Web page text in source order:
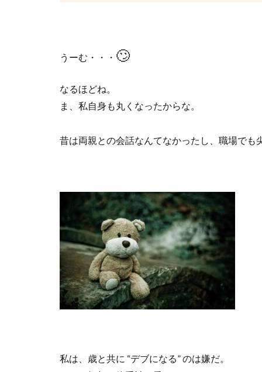
うーむ・・・ 🙄
なるほどね。
ま、私自身も丸くなったからな。
昔は両親との会話なんてなかったし、職場でも
私は、歳と共に “デブになる”のは嫌だ。